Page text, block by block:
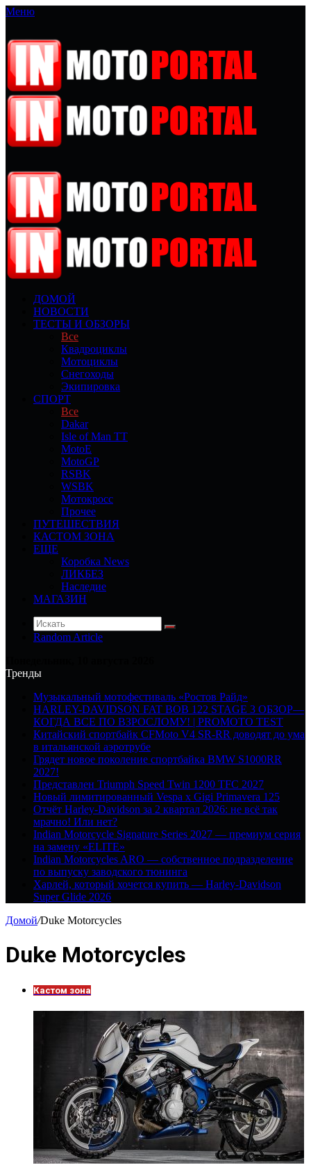
Меню
ДОМОЙ
НОВОСТИ
ТЕСТЫ И ОБЗОРЫ
Все
Квадроциклы
Мотоциклы
Снегоходы
Экипировка
СПОРТ
Все
Dakar
Isle of Man TT
MotoE
MotoGP
RSBK
WSBK
Мотокросс
Прочее
ПУТЕШЕСТВИЯ
КАСТОМ ЗОНА
ЕЩЕ
Коробка News
ЛИКБЕЗ
Наследие
МАГАЗИН
Random Article
Тренды
Музыкальный мотофестиваль «Ростов Райд»
HARLEY-DAVIDSON FAT BOB 122 STAGE 3 ОБЗОР—
КОГДА ВСЕ ПО ВЗРОСЛОМУ! | PROMOTO TEST
Китайский спортбайк CFMoto V4 SR-RR доводят до ума
в итальянской аэротрубе
Грядет новое поколение спортбайка BMW S1000RR
2027!
Представлен Triumph Speed Twin 1200 TFC 2027
Новый лимитированный Vespa x Gigi Primavera 125
Отчёт Harley-Davidson за 2 квартал 2026: не всё так
мрачно! Или нет?
Indian Motorcycle Signature Series 2027 — премиум серия
на замену «ELITE»
Indian Motorcycles ARO — собственное подразделение
по выпуску заводского тюнинга
Харлей, который хочется купить — Harley-Davidson
Super Glide 2026
Домой/Duke Motorcycles
Duke Motorcycles
Кастом зона